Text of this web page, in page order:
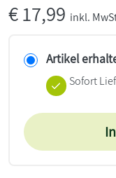
€17,99 inkl.
Artikel
Sofort